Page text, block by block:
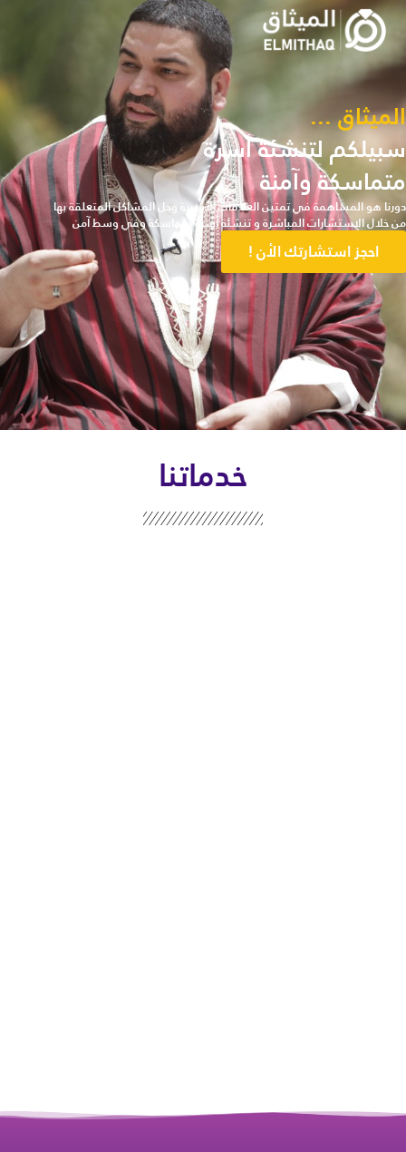
الميثاق ...
سبيلكم لتنشئة أسرة
متماسكة وآمنة
دورنا هو المساهمة في تمتين العلاقات الأسرية وحل المشاكل المتعلقة بها
من خلال الاستشارات المباشرة و تنشئة أسرة متماسكة وفي وسط آمن
احجز استشارتك الأن !
خدماتنا